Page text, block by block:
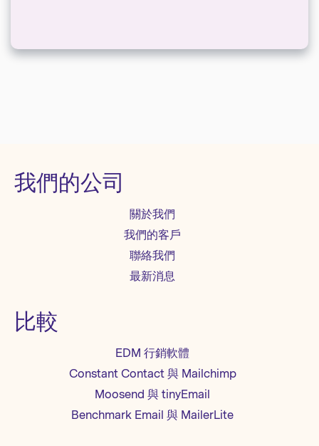
我們的公司
關於我們
我們的客戶
聯絡我們
最新消息
比較
EDM 行銷軟體
Constant Contact 與 Mailchimp
Moosend 與 tinyEmail
Benchmark Email 與 MailerLite